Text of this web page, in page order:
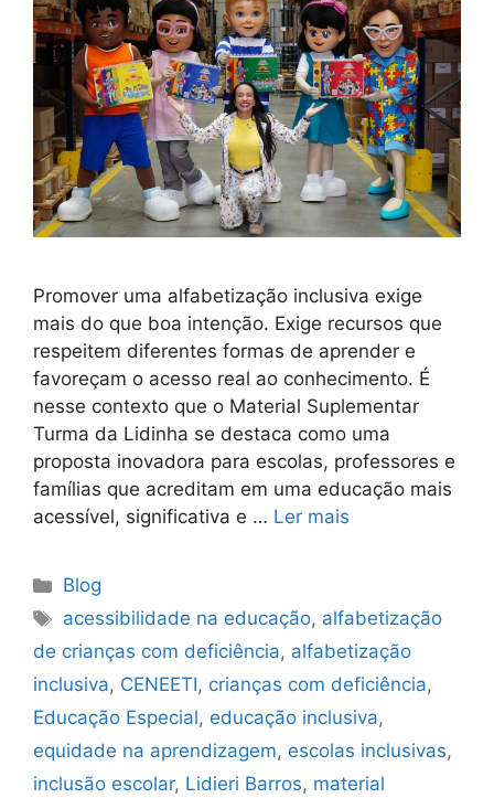
Promover uma alfabetização inclusiva exige
mais do que boa intenção. Exige recursos que
respeitem diferentes formas de aprender e
favoreçam o acesso real ao conhecimento. É
nesse contexto que o Material Suplementar
Turma da Lidinha se destaca como uma
proposta inovadora para escolas, professores e
famílias que acreditam em uma educação mais
acessível, significativa e … Ler mais
Blog
acessibilidade na educação, alfabetização
de crianças com deficiência, alfabetização
inclusiva, CENEETI, crianças com deficiência,
Educação Especial, educação inclusiva,
equidade na aprendizagem, escolas inclusivas,
inclusão escolar, Lidieri Barros, material